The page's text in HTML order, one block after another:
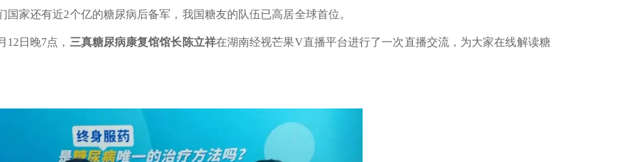
国家还有近2个亿的糖尿病后备军，我国糖友的队伍已高居全球首位。
12日晚7点， 三真糖尿病康复馆馆长陈立祥在湖南经视芒果V直播平台进行了一次直播交流，为大家在线解读糖